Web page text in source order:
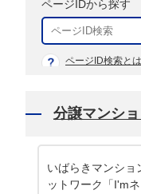
ページIDから探す
ページID検索と
分譲マンシ
いばらきマンショ
ットワーク「I'mネ